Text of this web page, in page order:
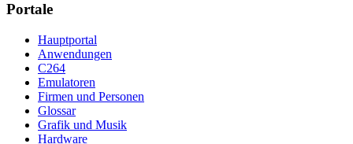
Portale
Hauptportal
Anwendungen
C264
Emulatoren
Firmen und Personen
Glossar
Grafik und Musik
Hardware